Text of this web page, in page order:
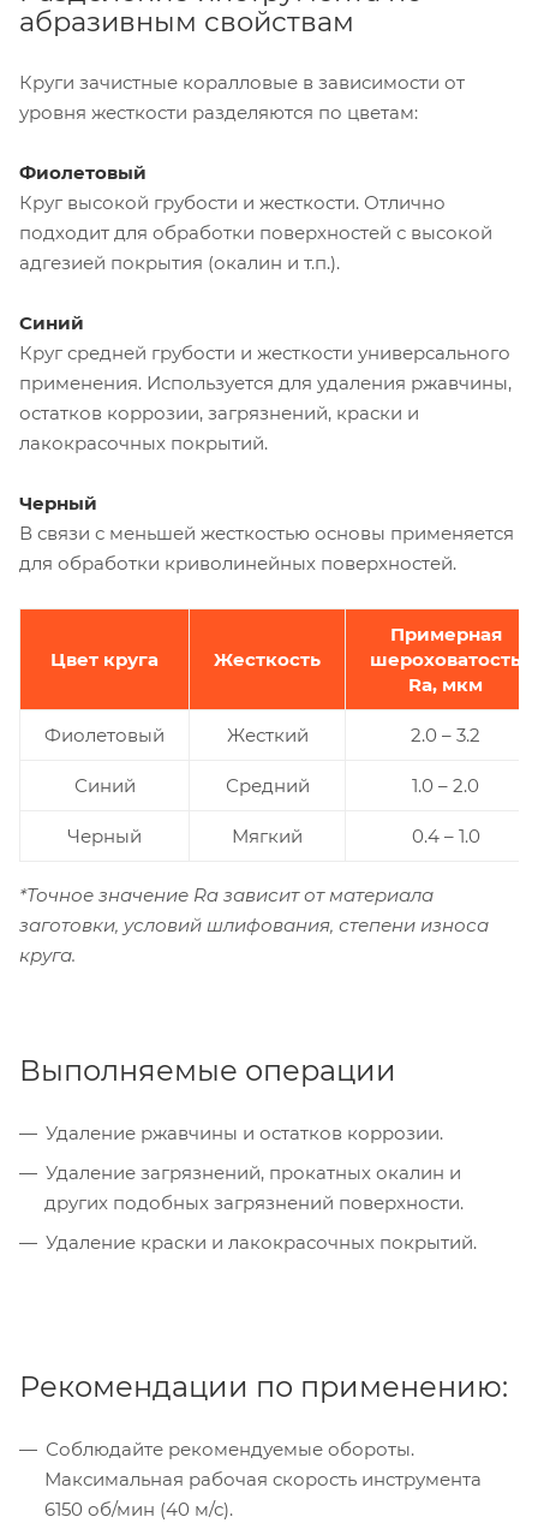
абразивным свойствам
Круги зачистные коралловые в зависимости от
уровня жесткости разделяются по цветам:
Фиолетовый
Круг высокой грубости и жесткости. Отлично
подходит для обработки поверхностей с высокой
адгезией покрытия (окалин и т.п.).
Синий
Круг средней грубости и жесткости универсального
применения. Используется для удаления ржавчины,
остатков коррозии, загрязнений, краски и
лакокрасочных покрытий.
Черный
В связи с меньшей жесткостью основы применяется
для обработки криволинейных поверхностей.
Цвет круга Жесткость
Примерная
шероховатость
Ra, мкм
Фиолетовый Жесткий 2.0 – 3.2
Синий Средний 1.0 – 2.0
Черный Мягкий 0.4 – 1.0
*Точное значение Ra зависит от материала
заготовки, условий шлифования, степени износа
круга.
Выполняемые операции
Удаление ржавчины и остатков коррозии.
Удаление загрязнений, прокатных окалин и
других подобных загрязнений поверхности.
Удаление краски и лакокрасочных покрытий.
Рекомендации по применению:
Соблюдайте рекомендуемые обороты.
Максимальная рабочая скорость инструмента
6150 об/мин (40 м/с).